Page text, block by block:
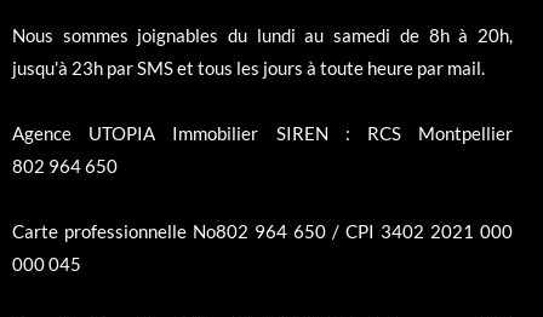
Nous sommes joignables du lundi au samedi de 8h à 20h,
jusqu'à 23h par SMS et tous les jours à toute heure par mail.
Agence UTOPIA Immobilier SIREN : RCS Montpellier
802 964 650
Carte professionnelle No802 964 650 / CPI 3402 2021 000
000 045